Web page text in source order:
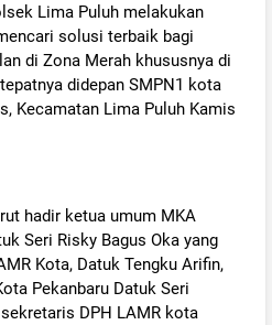
Lima Puluh melakukan
solusi terbaik bagi
di Zona Merah khususnya di
didepan SMPN1 kota
Kecamatan Lima Puluh Kamis
hadir ketua umum MKA
Seri Risky Bagus Oka yang
Kota, Datuk Tengku Arifin,
Pekanbaru Datuk Seri
DPH LAMR kota